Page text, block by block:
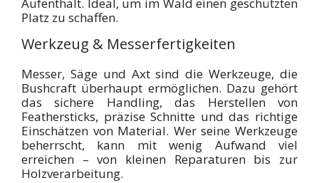
Aufenthalt. Ideal, um im Wald einen geschützten
Platz zu schaffen.
Werkzeug & Messerfertigkeiten
Messer, Säge und Axt sind die Werkzeuge, die
Bushcraft überhaupt ermöglichen. Dazu gehört
das sichere Handling, das Herstellen von
Feathersticks, präzise Schnitte und das richtige
Einschätzen von Material. Wer seine Werkzeuge
beherrscht, kann mit wenig Aufwand viel
erreichen – von kleinen Reparaturen bis zur
Holzverarbeitung.